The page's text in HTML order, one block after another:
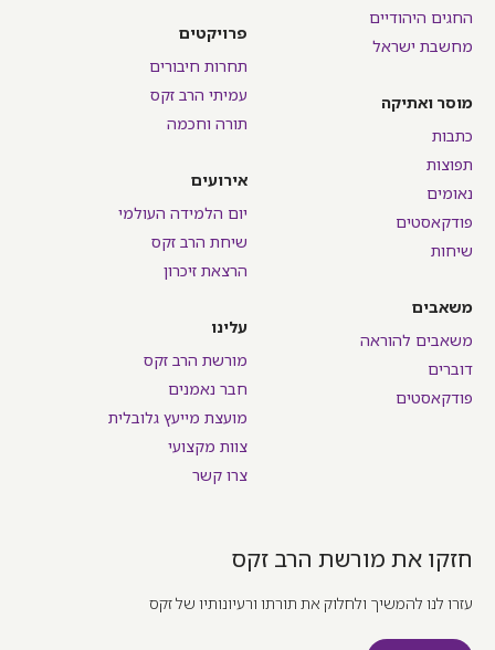
החגים היהודיים
מחשבת ישראל
מוסר ואתיקה
כתבות
תפוצות
נאומים
פודקאסטים
שיחות
משאבים
משאבים להוראה
דוברים
פודקאסטים
פרויקטים
תחרות חיבורים
עמיתי הרב זקס
תורה וחכמה
אירועים
יום הלמידה העולמי
שיחת הרב זקס
הרצאת זיכרון
עלינו
מורשת הרב זקס
חבר נאמנים
מועצת מייעץ גלובלית
צוות מקצועי
צרו קשר
חזקו את מורשת הרב זקס
עזרו לנו להמשיך ולחלוק את תורתו ורעיונותיו של זקס